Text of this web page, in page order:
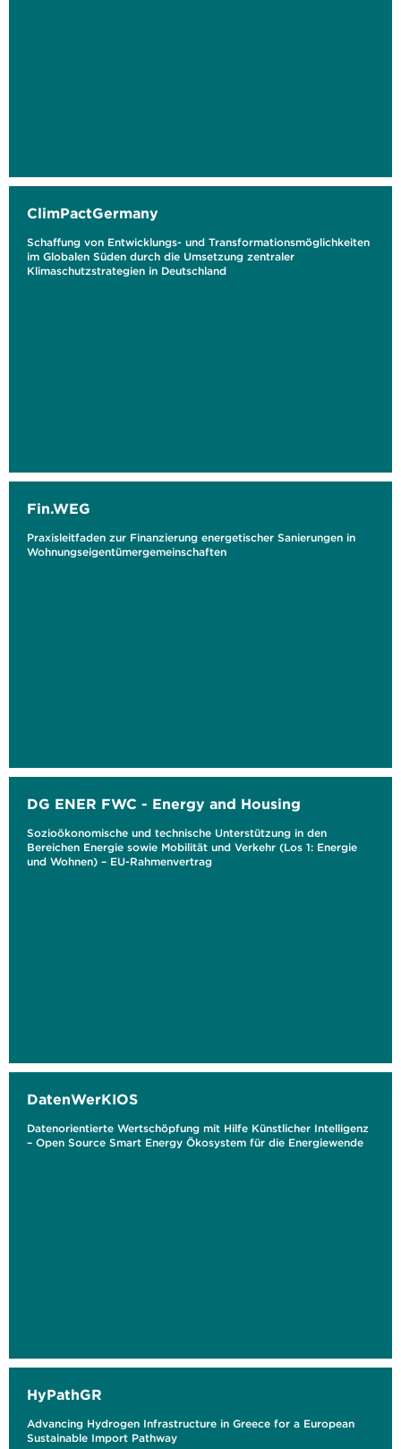
ClimPactGermany
Schaffung von Entwicklungs- und Transformationsmöglichkeiten
im Globalen Süden durch die Umsetzung zentraler
Klimaschutzstrategien in Deutschland
Fin.WEG
Praxisleitfaden zur Finanzierung energetischer Sanierungen in
Wohnungseigentümergemeinschaften
DG ENER FWC - Energy and Housing
Sozioökonomische und technische Unterstützung in den
Bereichen Energie sowie Mobilität und Verkehr (Los 1: Energie
und Wohnen) – EU-Rahmenvertrag
DatenWerKIOS
Datenorientierte Wertschöpfung mit Hilfe Künstlicher Intelligenz
– Open Source Smart Energy Ökosystem für die Energiewende
HyPathGR
Advancing Hydrogen Infrastructure in Greece for a European
Sustainable Import Pathway